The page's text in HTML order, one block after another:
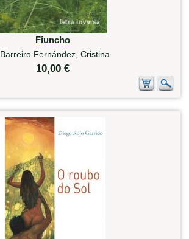
Fiuncho
Barreiro Fernández, Cristina
10,00 €